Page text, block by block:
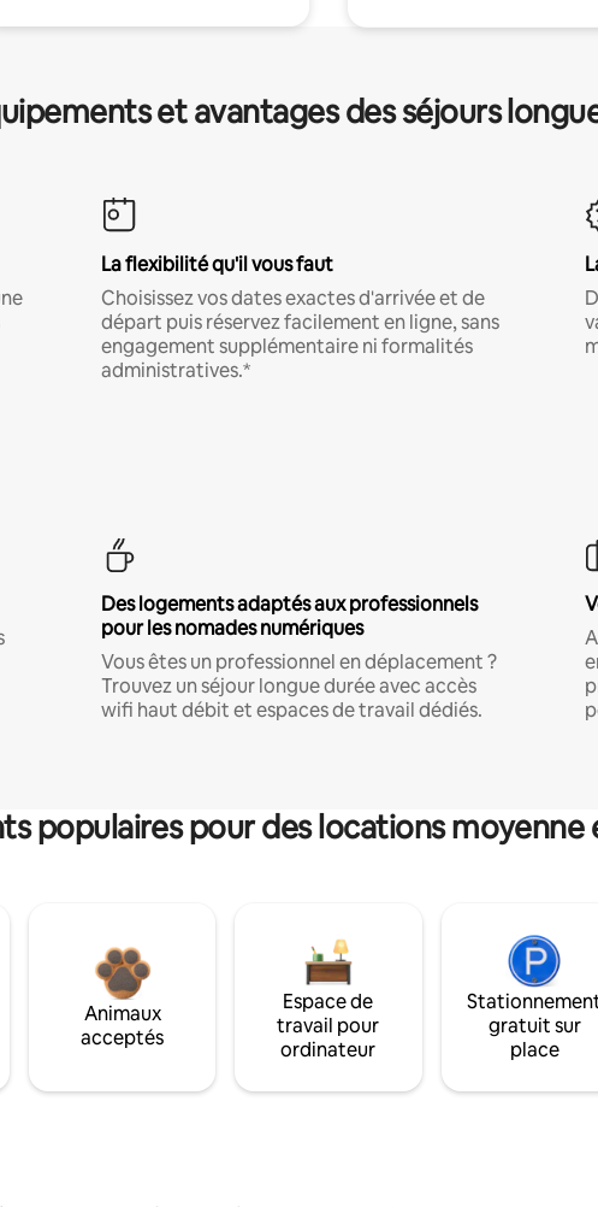
et avantages des séjours
La flexibilité qu'il vous faut
Choisissez vos dates exactes d'arrivée et de
départ puis réservez facilement en ligne, sans
engagement supplémentaire ni formalités
administratives.*
Des logements adaptés aux professionnels
pour les nomades numériques
Vous êtes un professionnel en déplacement ?
Trouvez un séjour longue durée avec accès
wifi haut débit et espaces de travail dédiés.
populaires pour des locations
Animaux
acceptés
Espace de
travail pour
ordinateur
gratuit sur
place